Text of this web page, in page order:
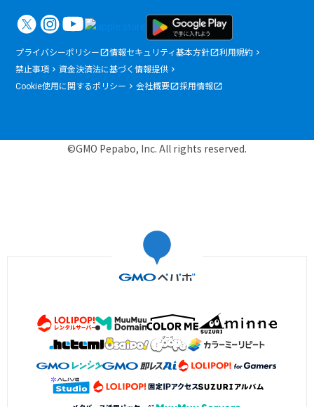
プライバシーポリシー 情報セキュリティ基本方針
利用規約
禁止事項
資金決済法に基づく情報提供
Cookie使用に関するポリシー
会社概要 採用情報
©GMO Pepabo, Inc. All rights reserved.